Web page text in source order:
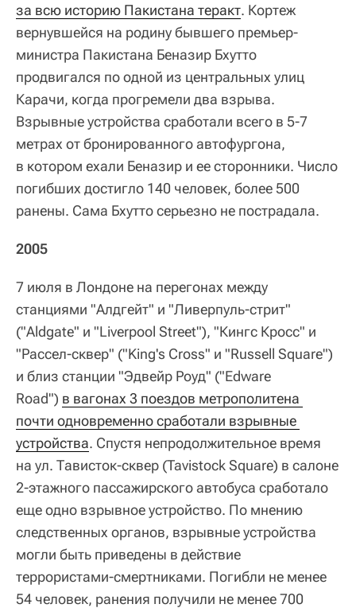
за всю историю Пакистана теракт. Кортеж
вернувшейся на родину бывшего премьер-
министра Пакистана Беназир Бхутто
продвигался по одной из центральных улиц
Карачи, когда прогремели два взрыва.
Взрывные устройства сработали всего в 5-7
метрах от бронированного автофургона,
в котором ехали Беназир и ее сторонники. Число
погибших достигло 140 человек, более 500
ранены. Сама Бхутто серьезно не пострадала.
2005
7 июля в Лондоне на перегонах между
станциями "Алдгейт" и "Ливерпуль‑стрит"
("Aldgate" и "Liverpool Street"), "Кингс Кросс" и
"Рассел-сквер" ("King's Cross" и "Russell Square")
и близ станции "Эдвейр Роуд" ("Edware
Road") в вагонах 3 поездов метрополитена
почти одновременно сработали взрывные
устройства. Спустя непродолжительное время
на ул. Тависток-сквер (Tavistock Square) в салоне
2-этажного пассажирского автобуса сработало
еще одно взрывное устройство. По мнению
следственных органов, взрывные устройства
могли быть приведены в действие
террористами-смертниками. Погибли не менее
54 человек, ранения получили не менее 700